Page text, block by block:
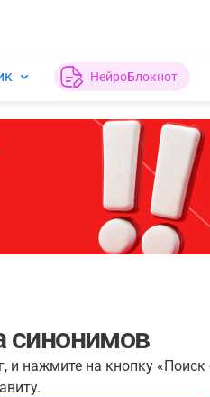
НейроБлокнот
синонимов
и нажмите на кнопку